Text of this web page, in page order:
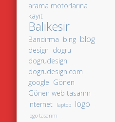
arama motorlarına
kayıt
Balıkesir
Bandırma bing blog
design dogru
dogrudesign
dogrudesign.com
google Gönen
Gönen web tasarım
internet
laptop logo
logo tasarım